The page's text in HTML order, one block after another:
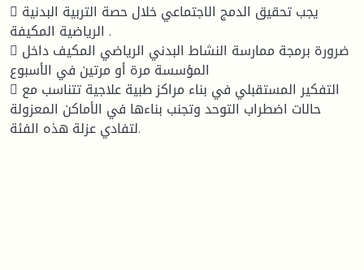
 يجب تحقيق الدمج الاجتماعي خلال حصة التربية البدنية
الرياضية المكيفة .
 ضرورة برمجة ممارسة النشاط البدني الرياضي المكيف داخل
المؤسسة مرة أو مرتين في الأسبوع
 التفكير المستقبلي في بناء مراكز طبية علاجية تتناسب مع
حالات اضطراب التوحد وتجنب بناءها في الأماكن المعزولة
لتفادي عزلة هذه الفئة.